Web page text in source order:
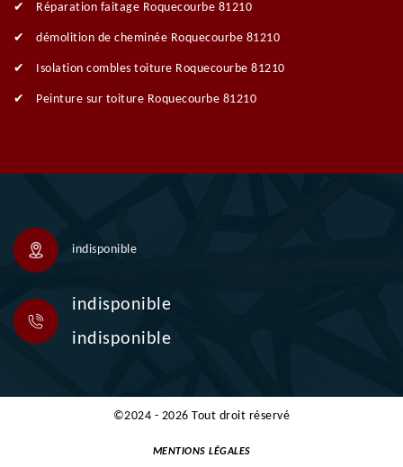
Réparation faitage Roquecourbe 81210
démolition de cheminée Roquecourbe 81210
Isolation combles toiture Roquecourbe 81210
Peinture sur toiture Roquecourbe 81210
indisponible
indisponible
indisponible
©2024 - 2026 Tout droit réservé
MENTIONS LÉGALES